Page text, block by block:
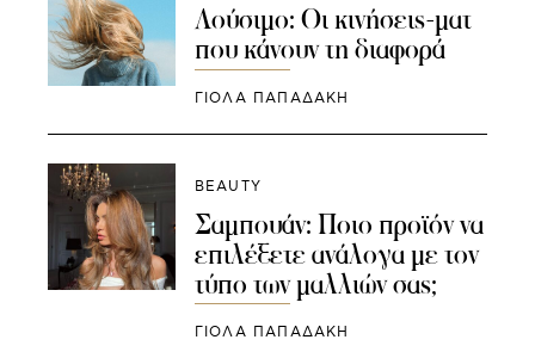
Λούσιμο: Οι κινήσεις-ματ
που κάνουν τη διαφορά
ΓΙΌΛΑ ΠΑΠΑΔΆΚΗ
BEAUTY
Σαμπουάν: Ποιο προϊόν να
επιλέξετε ανάλογα με τον
τύπο των μαλλιών σας;
ΓΙΌΛΑ ΠΑΠΑΔΆΚΗ